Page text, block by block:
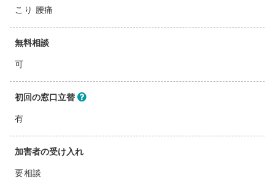
こり 腰痛
無料相談
可
初回の窓口立替
有
加害者の受け入れ
要相談